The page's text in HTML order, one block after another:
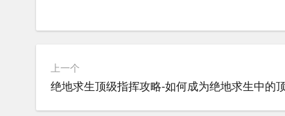
上一个